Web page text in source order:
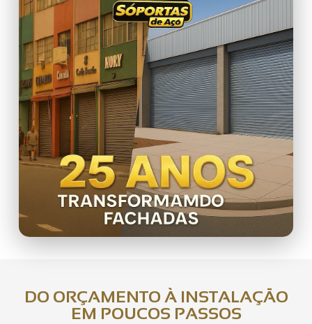
DO ORÇAMENTO À INSTALAÇÃO
EM POUCOS PASSOS